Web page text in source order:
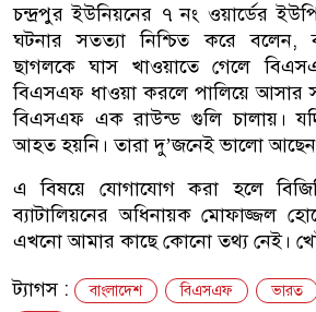
চন্দ্রপুর ইউনিয়নের ৭ নং ওয়ার্ডের
ঘটনার সতত্যা নিশ্চিত করে বলেন,
ছাগলকে ঘাস খাওয়াতে গেলে
বিএসএফ ধাওয়া করলে পালিয়ে আসার
বিএসএফ এক রাউন্ড গুলি চালায়।
আহত হয়নি। তারা দু’জনেই ভালো
এ বিষয়ে যোগাযোগ করা হলে
ব্যাটালিয়নের অধিনায়ক মোফাজ্জল
এখনো আমার কাছে কোনো তথ্য নেই।
ট্যাগস :
বাংলাদেশ বিএসএফ ভারত